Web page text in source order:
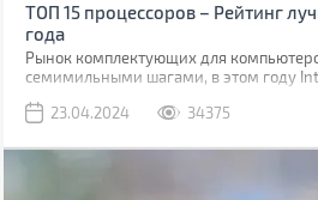
ТОП 15 процессоров – Рейтинг
года
Рынок комплектующих для
семимильными шагами, в этом году
постепенно дешевеют решения для
23.04.2024 34375